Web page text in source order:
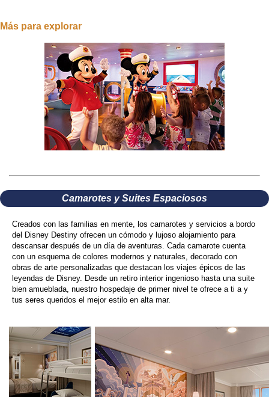
Más para explorar
Camarotes y Suites Espaciosos
Creados con las familias en mente, los camarotes y servicios a bordo
del Disney Destiny ofrecen un cómodo y lujoso alojamiento para
descansar después de un día de aventuras. Cada camarote cuenta
con un esquema de colores modernos y naturales, decorado con
obras de arte personalizadas que destacan los viajes épicos de las
leyendas de Disney. Desde un retiro interior ingenioso hasta una suite
bien amueblada, nuestro hospedaje de primer nivel te ofrece a ti a y
tus seres queridos el mejor estilo en alta mar.